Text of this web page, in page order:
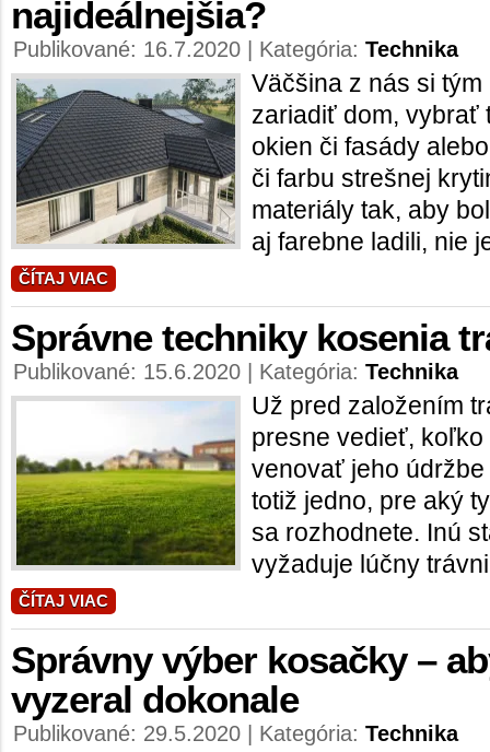
najideálnejšia?
Publikované: 16.7.2020 | Kategória: Technika
Väčšina z nás si
zariadiť dom, vybrať
okien či fasády
či farbu strešnej
materiály tak, aby
aj farebne ladili, nie
ČÍTAJ VIAC
Správne techniky kosenia
Publikované: 15.6.2020 | Kategória: Technika
Už pred založením
presne vedieť,
venovať jeho
totiž jedno, pre aký
sa rozhodnete. Inú
vyžaduje lúčny
ČÍTAJ VIAC
Správny výber kosačky –
vyzeral dokonale
Publikované: 29.5.2020 | Kategória: Technika